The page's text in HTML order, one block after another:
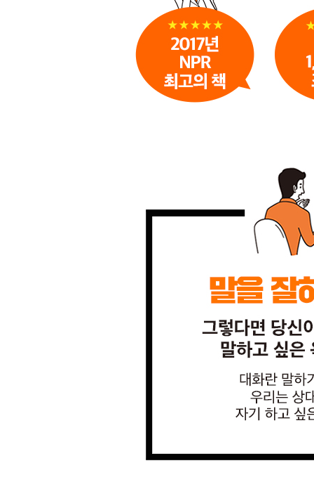
않는 경우가 많다. 그들의 말은 절제돼 있고, 과도
<말센스 15> ‘옳음’보다는 ‘친절함’을 선택한다
일상적인 대화의 목적은 옳은 것을 찾아내는
기준은 다양하다. 어떤 사람과 진정한 대화를 나